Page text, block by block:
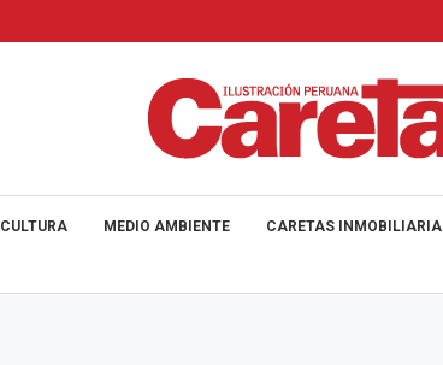
CULTURA MEDIO AMBIENTE CARETAS INMOBILIARIA